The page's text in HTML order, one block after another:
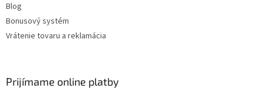
Blog
Bonusový systém
Vrátenie tovaru a reklamácia
Prijímame online platby